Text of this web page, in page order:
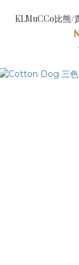
KLMuCCo比熊/